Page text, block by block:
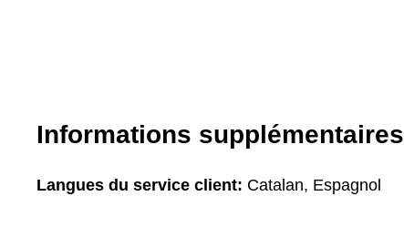
Informations supplémentaires
Langues du service client: Catalan, Espagnol